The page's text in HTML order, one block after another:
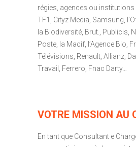
régies, agences ou
TF1, Cityz Media, Samsung,
la Biodiversité, Brut., Publicis,
Poste, la Macif, l’Agence Bio,
Télévisions, Renault, Allianz,
Travail, Ferrero, Fnac Darty…
VOTRE MISSION AU
En tant que Consultant·e